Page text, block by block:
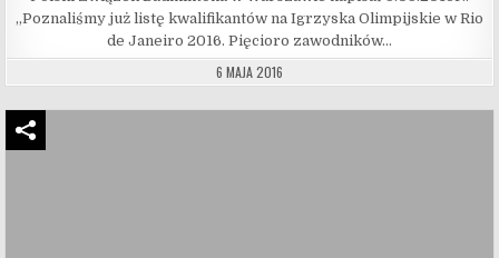
„Poznaliśmy już listę kwalifikantów na Igrzyska Olimpijskie w Rio
de Janeiro 2016. Pięcioro zawodników…
6 MAJA 2016